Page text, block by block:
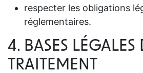
respecter les obligations
réglementaires.
4. BASES LÉGALES
TRAITEMENT